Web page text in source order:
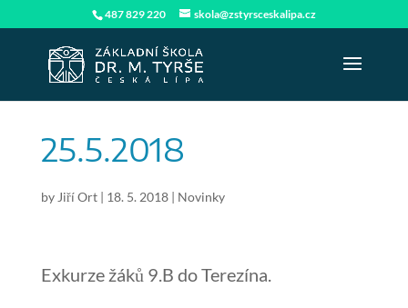
487 829 220 skola@zstyrsceskalipa.cz
25.5.2018
by Jiří Ort| 18. 5. 2018| Novinky
Exkurze žáků 9.B do Terezína.